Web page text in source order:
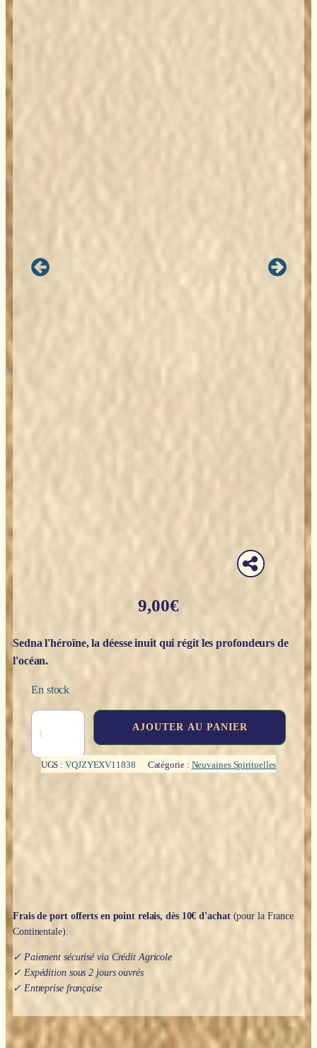
9,00€
Sedna l'héroïne, la déesse inuit qui régit les profondeurs de
l'océan.
En stock
Déesse
AJOUTER AU PANIER
UGS :VQJZYEXV11838 Catégorie : Neuvaines Spirituelles
Frais de port offerts en point relais, dès 10€ d'achat(pour la France
Continentale).
✓ Paiement sécurisé via Crédit Agricole
✓ Expédition sous 2 jours ouvrés
✓ Entreprise française